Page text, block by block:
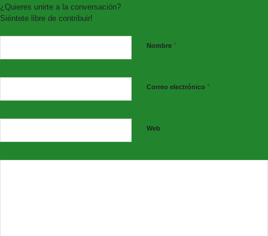
Colabora el Excmo. Ayuntamiento de Consuegra.
Venta de Entradas en Taquilla
¿Quieres unirte a la conversación?
Siéntete libre de contribuir!
Nombre *
Correo electrónico *
Web